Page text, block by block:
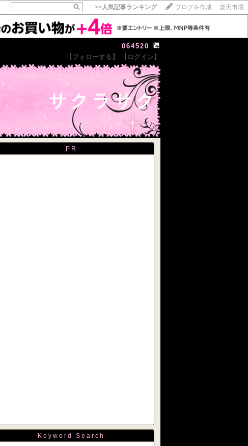
>>人気記事ランキング ブログを作成 楽天市場
064520
【フォローする】 【ログイン】
サクラサク
15記事にいいね！で1ポイント
10秒滞在
いいね!
PR
Keyword Search